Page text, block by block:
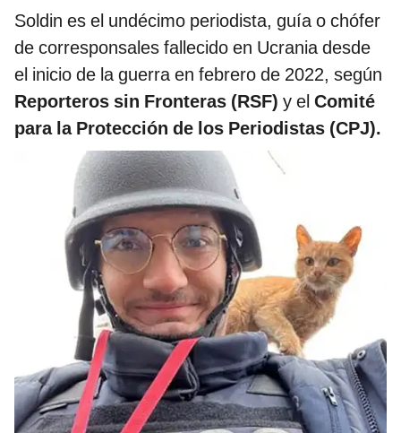
Soldin es el undécimo periodista, guía o chófer
de corresponsales fallecido en Ucrania desde
el inicio de la guerra en febrero de 2022, según
Reporteros sin Fronteras (RSF) y el Comité
para la Protección de los Periodistas (CPJ).